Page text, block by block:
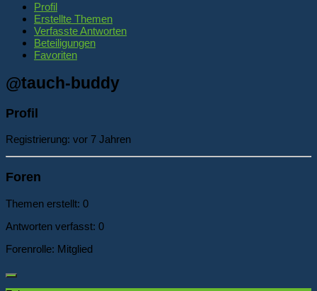
Profil
Erstellte Themen
Verfasste Antworten
Beteiligungen
Favoriten
@tauch-buddy
Profil
Registrierung: vor 7 Jahren
Foren
Themen erstellt: 0
Antworten verfasst: 0
Forenrolle: Mitglied